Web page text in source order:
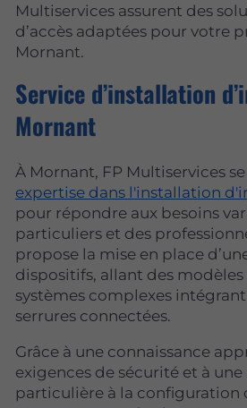
Multiservices assurent des
d’accès adaptées pour votre
Mornant.
Service d’installation
Mornant
À Mornant, FP Multiservices
expertise dans l'installation
pour répondre aux besoins
particuliers et des
propose la mise en place
dispositifs, allant des modèles
systèmes complexes
serrures connectées.
Grâce à une connaissance
exigences de sécurité et à
particulière à la configuration